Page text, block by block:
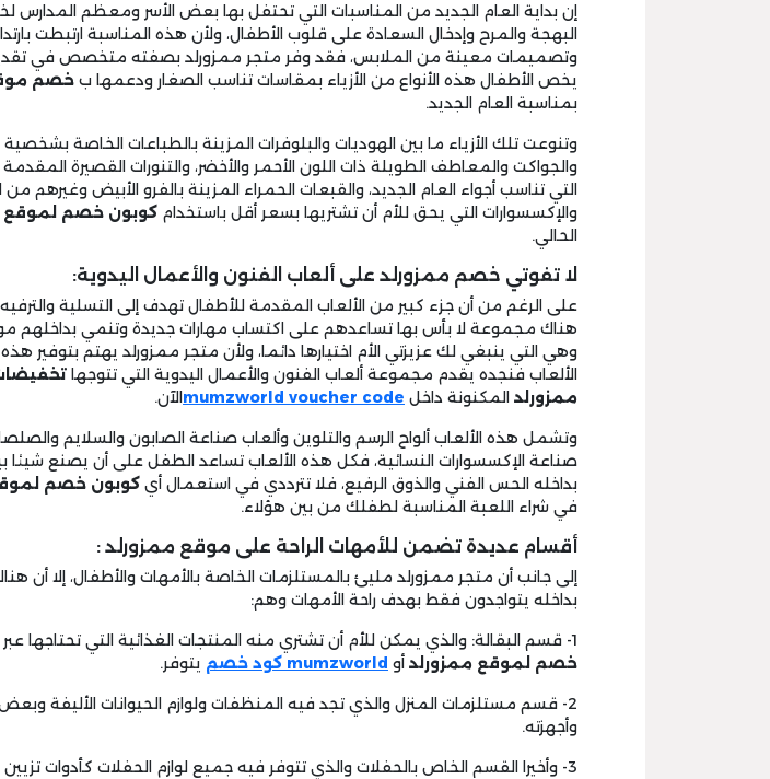
إن بداية العام الجديد من المناسبات التي تحتفل بها بعض الأسر ومعظم المدارس
البهجة والمرح وإدخال السعادة على قلوب الأطفال، ولأن هذه المناسبة ارتبطت
وتصميمات معينة من الملابس، فقد وفر متجر ممزورلد بصفته متخصص في
يخص الأطفال هذه الأنواع من الأزياء بمقاسات تناسب الصغار ودعمها ب خصم
بمناسبة العام الجديد.
وتنوعت تلك الأزياء ما بين الهوديات والبلوفرات المزينة بالطباعات الخاصة بشخصية
والجواكت والمعاطف الطويلة ذات اللون الأحمر والأخضر، والتنورات القصيرة
التي تناسب أجواء العام الجديد، والقبعات الحمراء المزينة بالفرو الأبيض وغيرهم من
والإكسسوارات التي يحق للأم أن تشتريها بسعر أقل باستخدام كوبون خصم لموقع
الحالي.
لا تفوتي خصم ممزورلد على ألعاب الفنون والأعمال اليدوية:
على الرغم من أن جزء كبير من الألعاب المقدمة للأطفال تهدف إلى التسلية والترفيه
هناك مجموعة لا بأس بها تساعدهم على اكتساب مهارات جديدة وتنمي بداخلهم
وهي التي ينبغي لك عزيزتي الأم اختيارها دائما، ولأن متجر ممزورلد يهتم بتوفير
الألعاب فنجده يقدم مجموعة ألعاب الفنون والأعمال اليدوية التي تتوجها
ممزورلد المكنونة داخل mumzworld voucher codeالآن.
وتشمل هذه الألعاب ألواح الرسم والتلوين وألعاب صناعة الصابون والسلايم
صناعة الإكسسوارات النسائية، فكل هذه الألعاب تساعد الطفل على أن يصنع شيئا
بداخله الحس الفني والذوق الرفيع، فلا تترددي في استعمال أي كوبون خصم
في شراء اللعبة المناسبة لطفلك من بين هؤلاء.
أقسام عديدة تضمن للأمهات الراحة على موقع ممزورلد :
إلى جانب أن متجر ممزورلد مليئ بالمستلزمات الخاصة بالأمهات والأطفال، إلا أن
بداخله يتواجدون فقط بهدف راحة الأمهات وهم:
1- قسم البقالة: والذي يمكن للأم أن تشتري منه المنتجات الغذائية التي تحتاجها عبر أي
خصم لموقع ممزورلد أو mumzworld كود خصم يتوفر.
2- قسم مستلزمات المنزل والذي تجد فيه المنظفات ولوازم الحيوانات الأليفة
وأجهزته.
3- وأخيرا القسم الخاص بالحفلات والذي تتوفر فيه جميع لوازم الحفلات كأدوات تزيين